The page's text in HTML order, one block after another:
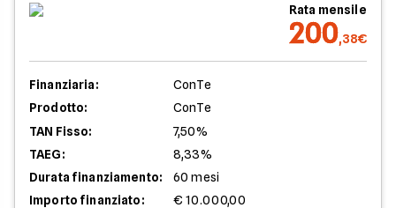
Rata mensile
200,38€
Finanziaria:
ConTe
Prodotto:
ConTe
TAN Fisso:
7,50%
TAEG:
8,33%
Durata finanziamento:
60 mesi
Importo finanziato:
€ 10.000,00